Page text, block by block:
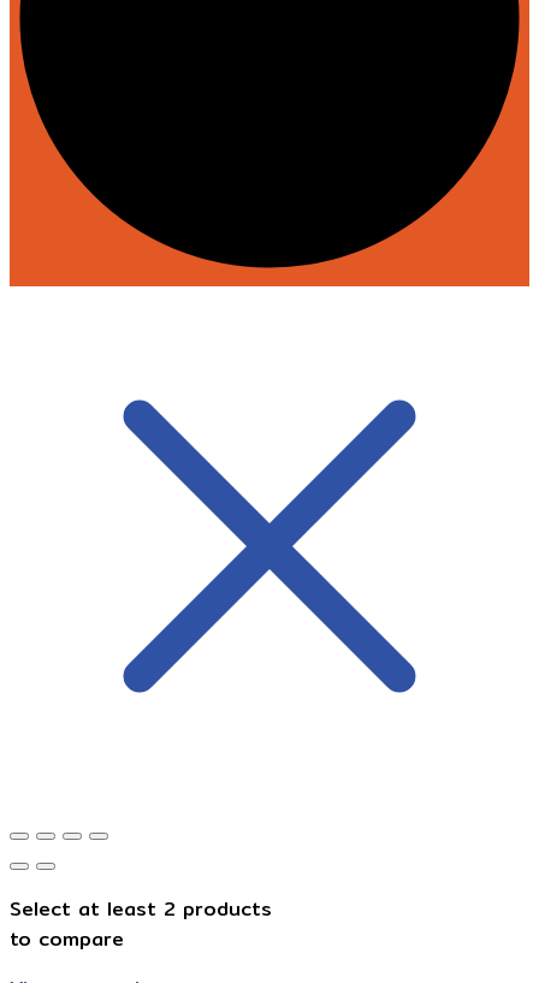
Select at least 2 products
to compare